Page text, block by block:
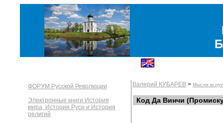
ФОРУМ Русской Революции
Электронные книги История
мира, История Руси и История
религий
Валерий КУБАРЕВ > Мысли вслух
Код Да Винчи